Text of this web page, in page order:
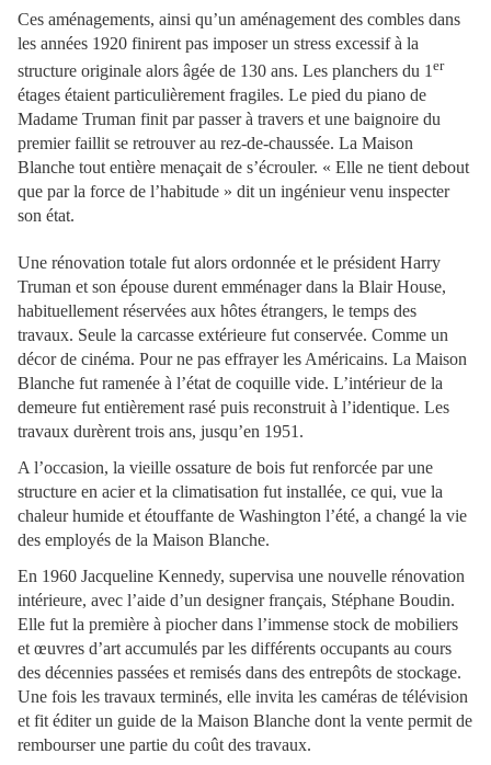
Ces aménagements, ainsi qu’un aménagement des combles dans
les années 1920 finirent pas imposer un stress excessif à la
structure originale alors âgée de 130 ans. Les planchers du 1 er
étages étaient particulièrement fragiles. Le pied du piano de
Madame Truman finit par passer à travers et une baignoire du
premier faillit se retrouver au rez-de-chaussée. La Maison
Blanche tout entière menaçait de s’écrouler. « Elle ne tient debout
que par la force de l’habitude » dit un ingénieur venu inspecter
son état.
Une rénovation totale fut alors ordonnée et le président Harry
Truman et son épouse durent emménager dans la Blair House,
habituellement réservées aux hôtes étrangers, le temps des
travaux. Seule la carcasse extérieure fut conservée. Comme un
décor de cinéma. Pour ne pas effrayer les Américains. La Maison
Blanche fut ramenée à l’état de coquille vide. L’intérieur de la
demeure fut entièrement rasé puis reconstruit à l’identique. Les
travaux durèrent trois ans, jusqu’en 1951.
A l’occasion, la vieille ossature de bois fut renforcée par une
structure en acier et la climatisation fut installée, ce qui, vue la
chaleur humide et étouffante de Washington l’été, a changé la vie
des employés de la Maison Blanche.
En 1960 Jacqueline Kennedy, supervisa une nouvelle rénovation
intérieure, avec l’aide d’un designer français, Stéphane Boudin.
Elle fut la première à piocher dans l’immense stock de mobiliers
et œuvres d’art accumulés par les différents occupants au cours
des décennies passées et remisés dans des entrepôts de stockage.
Une fois les travaux terminés, elle invita les caméras de télévision
et fit éditer un guide de la Maison Blanche dont la vente permit de
rembourser une partie du coût des travaux.